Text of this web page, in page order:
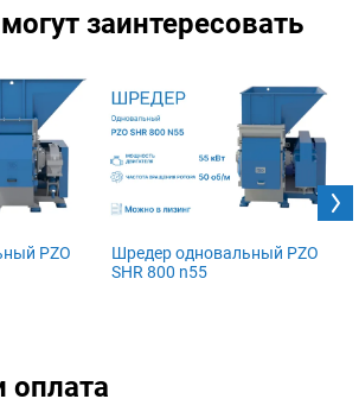
заинтересовать
PZO
Шредер одновальный PZO
SHR 800 n55
оплата